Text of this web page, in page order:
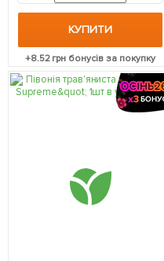
КУПИТИ
+8.52грн бонусів за покупку